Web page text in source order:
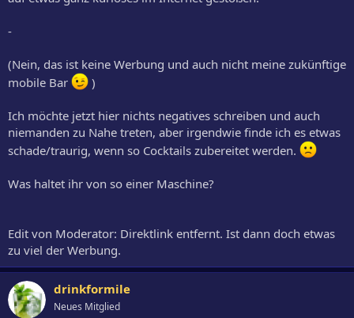
-
(Nein, das ist keine Werbung und auch nicht meine zukünftige
mobile Bar
)
Ich möchte jetzt hier nichts negatives schreiben und auch
niemanden zu Nahe treten, aber irgendwie finde ich es etwas
schade/traurig, wenn so Cocktails zubereitet werden.
Was haltet ihr von so einer Maschine?
Edit von Moderator: Direktlink entfernt. Ist dann doch etwas
zu viel der Werbung.
drinkformile
Neues Mitglied